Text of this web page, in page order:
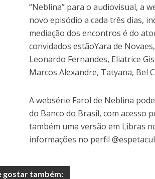
“Neblina” para o audiovisual, a
novo episódio a cada três dias,
mediação dos encontros é do
convidados estãoYara de
Leonardo Fernandes, Eliatrice
Marcos Alexandre, Tatyana, Bel
A websérie Farol de Neblina
do Banco do Brasil, com acesso
também uma versão em Libras
informações no perfil
gostar também: